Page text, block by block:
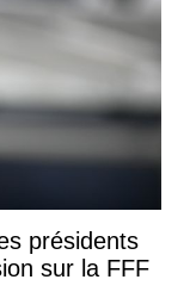
présidents
sur la FFF